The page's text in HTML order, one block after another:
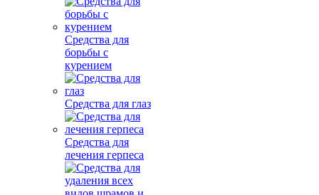
Средства для
борьбы с
курением
Средства для глаз
Средства для
лечения герпеса